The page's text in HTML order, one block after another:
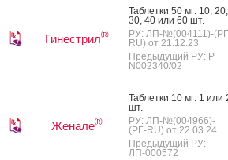
Гинестрил®
Таб­летки 50 мг: 10, 20,
30, 40 или 60 шт.
РУ: ЛП-№(004111)-
RU) от 21.12.23
Предыдущий РУ: Р
N002340/02
Женале®
Таб­летки 10 мг: 1 или
шт.
РУ: ЛП-№(004966)-
(РГ-RU) от 22.03.24
Предыдущий РУ:
ЛП-000572